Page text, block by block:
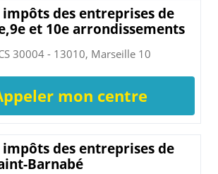
impôts des entreprises de
et 10e arrondissements
30004 - 13010, Marseille 10
mon centre
impôts des entreprises de
Barnabé